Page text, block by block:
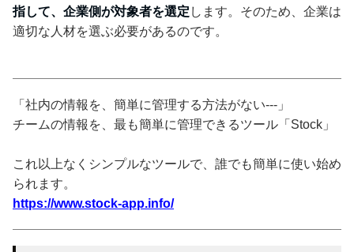
指して、企業側が対象者を選定 します。そのため、企業は
適切な人材を選ぶ必要があるのです。
「社内の情報を、簡単に管理する方法がない---」
チームの情報を、最も簡単に管理できるツール「Stock」
これ以上なくシンプルなツールで、誰でも簡単に使い始め
られます。
https://www.stock-app.info/